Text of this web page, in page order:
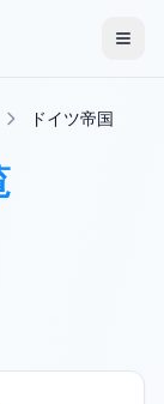
ドイツ帝国